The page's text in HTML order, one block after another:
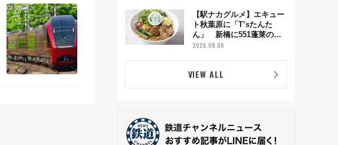
【駅ナカグルメ】エキュー
ト秋葉原に「T’sたんた
ん」 新橋に551蓬莱の
DNAを継ぐ「東京豚饅」、
【2026年8月】
2026.08.06
VIEW ALL